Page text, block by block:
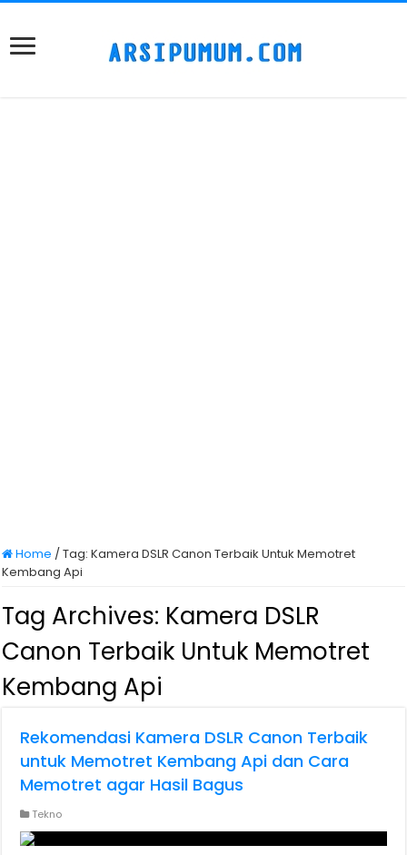
Home /Tag:Kamera DSLR Canon Terbaik Untuk Memotret
Kembang Api
Tag Archives: Kamera DSLR
Canon Terbaik Untuk Memotret
Kembang Api
Rekomendasi Kamera DSLR Canon Terbaik
untuk Memotret Kembang Api dan Cara
Memotret agar Hasil Bagus
Tekno